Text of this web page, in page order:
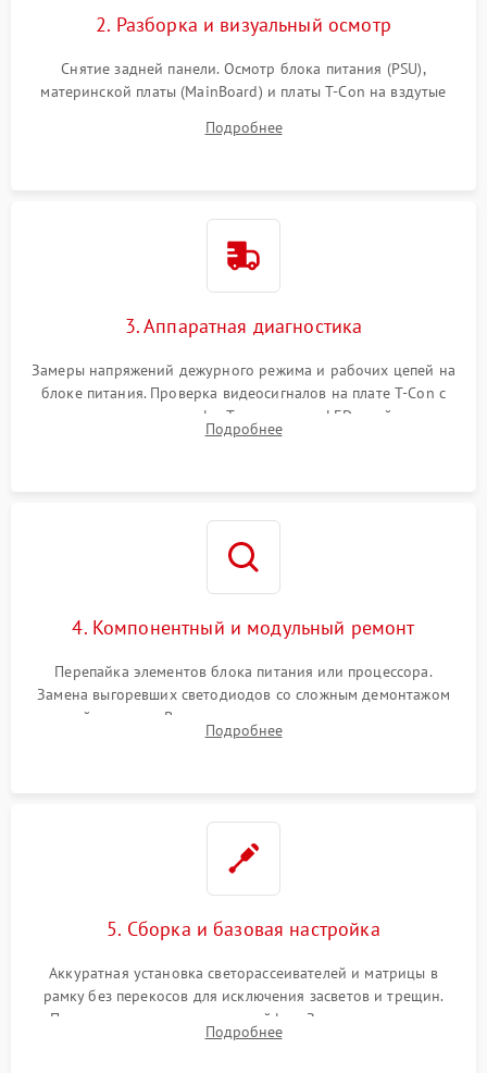
2. Разборка и визуальный осмотр
Снятие задней панели. Осмотр блока питания (PSU),
материнской платы (MainBoard) и платы T-Con на вздутые
Проверка надежности фиксации и целостности шлейфов.
Подробнее
3. Аппаратная диагностика
Замеры напряжений дежурного режима и рабочих цепей на
блоке питания. Проверка видеосигналов на плате T-Con с
помощью осциллографа. Тестирование LED-драйвера и
светодиодных планок подсветки мультиметром.
Подробнее
4. Компонентный и модульный ремонт
Перепайка элементов блока питания или процессора.
Замена выгоревших светодиодов со сложным демонтажом
хрупкой матрицы. Восстановление поврежденных дорожек,
прошивка микросхем памяти EEPROM
Подробнее
5. Сборка и базовая настройка
Аккуратная установка светорассеивателей и матрицы в
рамку без перекосов для исключения засветов и трещин.
Подключение внутренних шлейфов. Закрытие корпуса.
Сброс настроек и обновление программного обеспечения.
Подробнее